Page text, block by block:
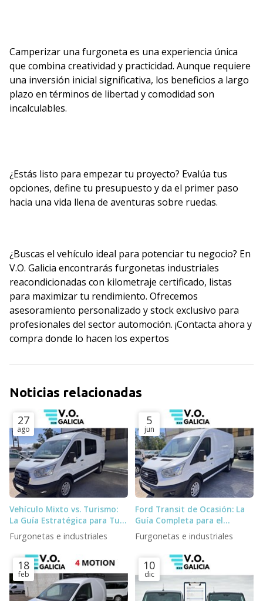
Camperizar una furgoneta es una experiencia única
que combina creatividad y practicidad. Aunque requiere
una inversión inicial significativa, los beneficios a largo
plazo en términos de libertad y comodidad son
incalculables.
¿Estás listo para empezar tu proyecto? Evalúa tus
opciones, define tu presupuesto y da el primer paso
hacia una vida llena de aventuras sobre ruedas.
¿Buscas el vehículo ideal para potenciar tu negocio? En
V.O. Galicia encontrarás furgonetas industriales
reacondicionadas con kilometraje certificado, listas
para maximizar tu rendimiento. Ofrecemos
asesoramiento personalizado y stock exclusivo para
profesionales del sector automoción. ¡Contacta ahora y
compra donde lo hacen los expertos
Noticias relacionadas
27
ago
Vehículo Mixto vs. Turismo:
La Guía Estratégica para Tu
Negocio
Furgonetas e industriales
5
jun
Ford Transit de Ocasión: La
Guía Completa para el
Profesional Exigente
Furgonetas e industriales
18
feb
10
dic